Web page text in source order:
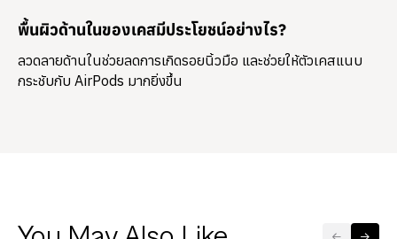
พื้นผิวด้านในของเคสมีประโยชน์อย่างไร?
ลวดลายด้านในช่วยลดการเกิดรอยนิ้วมือ และช่วยให้ตัวเคสแนบ
กระชับกับ AirPods มากยิ่งขึ้น